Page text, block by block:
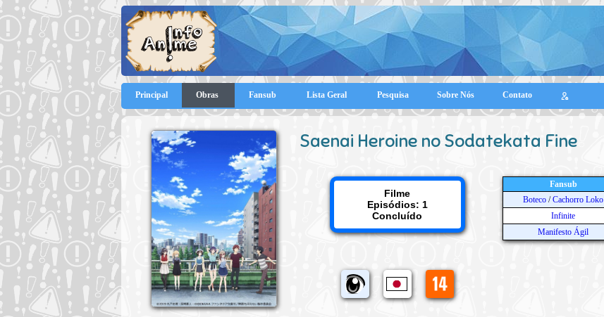
Principal Obras Fansub Lista Geral Pesquisa Sobre Nós Contato
Saenai Heroine no Sodatekata Fine
Filme
Episódios: 1
Concluído
Fansub
Boteco /Cachorro Loko
Infinite
Manifesto Ágil